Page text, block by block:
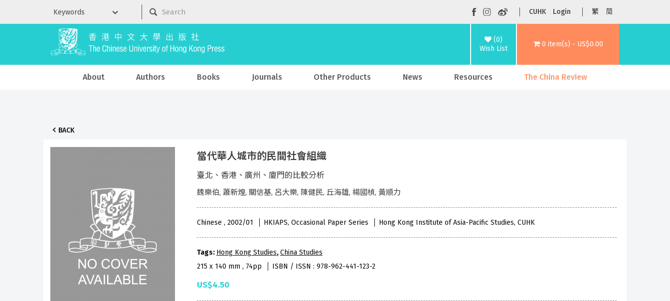
CUHK Login 繁 简
(0)
Wish List
0 item(s) - US$0.00
About Authors Books Journals Other Products News Resources The China Review
BACK
當代華人城市的民間社會組織
臺北、香港、廣州、廈門的比較分析
魏樂伯, 蕭新煌, 關信基, 呂大樂, 陳健民, 丘海雄, 楊國楨, 黃順力
Chinese , 2002/01 HKIAPS, Occasional Paper Series Hong Kong Institute of Asia-Pacific Studies, CUHK
Tags: Hong Kong Studies,China Studies
215 x 140 mm , 74pp
ISBN / ISSN : 978-962-441-123-2
US$4.50